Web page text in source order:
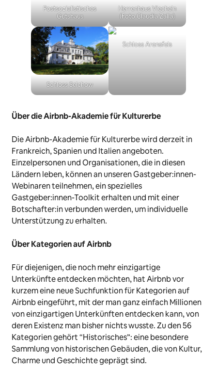
Postsozialistisches
Gutshaus
Herrenhaus Viecheln
(Foto Claudia Zalla)
Schloss Selchow
Schloss Arensfels
Über die Airbnb-Akademie für Kulturerbe
Die Airbnb-Akademie für Kulturerbe wird derzeit in
Frankreich, Spanien und Italien angeboten.
Einzelpersonen und Organisationen, die in diesen
Ländern leben, können an unseren Gastgeber:innen-
Webinaren teilnehmen, ein spezielles
Gastgeber:innen-Toolkit erhalten und mit einer
Botschafter:in verbunden werden, um individuelle
Unterstützung zu erhalten.
Über Kategorien auf Airbnb
Für diejenigen, die noch mehr einzigartige
Unterkünfte entdecken möchten, hat Airbnb vor
kurzem eine neue Suchfunktion für Kategorien auf
Airbnb eingeführt, mit der man ganz einfach Millionen
von einzigartigen Unterkünften entdecken kann, von
deren Existenz man bisher nichts wusste. Zu den 56
Kategorien gehört “Historisches”: eine besondere
Sammlung von historischen Gebäuden, die von Kultur,
Charme und Geschichte geprägt sind.